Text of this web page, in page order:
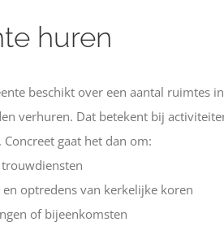
huren
beschikt over een aantal ruimtes
verhuren. Dat betekent bij
gaat het dan om:
trouwdiensten
en optredens van kerkelijke koren
of bijeenkomsten